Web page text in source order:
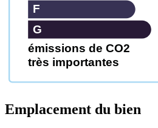
émissions de CO2
très importantes
G
F
Emplacement du bien